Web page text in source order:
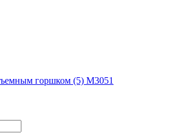
горшком (5) М3051